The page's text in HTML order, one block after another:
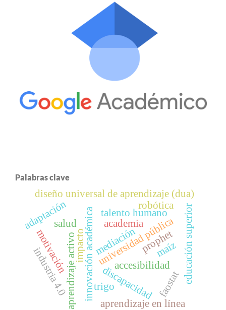
Palabras clave
innovación académicauniversidad pública
discapacidad
diseño universal de aprendizaje (dua)
accesibilidad educación superior
aprendizaje activo
motivación
aprendizaje en línea
mediación
adaptación
industria 4.0impacto
talento humano
academia
prophet
faostat
maíz
trigo
robótica
salud